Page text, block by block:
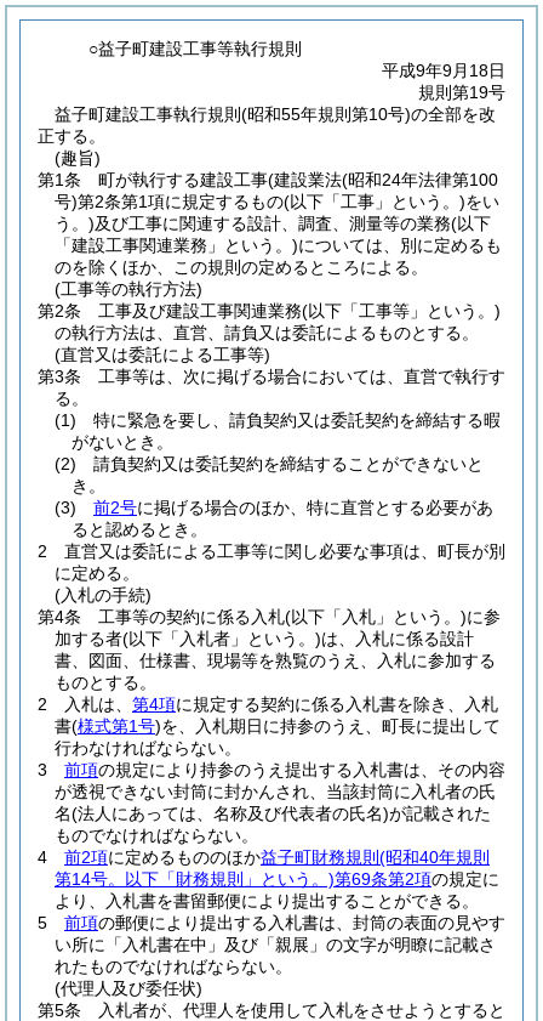
○益子町建設工事等執行規則
平成9年9月18日
規則第19号
益子町建設工事執行規則(昭和55年規則第10号)の全部を改
正する。
(趣旨)
第1条
町が執行する建設工事(建設業法(昭和24年法律第100
号)第2条第1項に規定するもの(以下「工事」という。)をい
う。)及び工事に関連する設計、調査、測量等の業務(以下
「建設工事関連業務」という。)については、別に定めるも
のを除くほか、この規則の定めるところによる。
(工事等の執行方法)
第2条
工事及び建設工事関連業務(以下「工事等」という。)
の執行方法は、直営、請負又は委託によるものとする。
(直営又は委託による工事等)
第3条
工事等は、次に掲げる場合においては、直営で執行す
る。
(1)
特に緊急を要し、請負契約又は委託契約を締結する暇
がないとき。
(2)
請負契約又は委託契約を締結することができないと
き。
(3)
前2号に掲げる場合のほか、特に直営とする必要があ
ると認めるとき。
2
直営又は委託による工事等に関し必要な事項は、町長が別
に定める。
(入札の手続)
第4条
工事等の契約に係る入札(以下「入札」という。)に参
加する者(以下「入札者」という。)は、入札に係る設計
書、図面、仕様書、現場等を熟覧のうえ、入札に参加する
ものとする。
2
入札は、 第4項に規定する契約に係る入札書を除き、入札
書(様式第1号)を、入札期日に持参のうえ、町長に提出して
行わなければならない。
3
前項の規定により持参のうえ提出する入札書は、その内容
が透視できない封筒に封かんされ、当該封筒に入札者の氏
名(法人にあっては、名称及び代表者の氏名)が記載された
ものでなければならない。
4
前2項に定めるもののほか益子町財務規則 (昭和40年規則
第14号。以下「財務規則」という。)第69条第2項の規定に
より、入札書を書留郵便により提出することができる。
5
前項の郵便により提出する入札書は、封筒の表面の見やす
い所に「入札書在中」及び「親展」の文字が明瞭に記載さ
れたものでなければならない。
(代理人及び委任状)
第5条
入札者が、代理人を使用して入札をさせようとすると